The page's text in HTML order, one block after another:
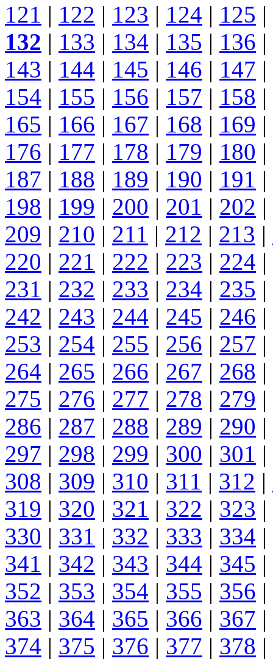
121 | 122 | 123 | 124 | 125 |
132 | 133 | 134 | 135 | 136 |
143 | 144 | 145 | 146 | 147 |
154 | 155 | 156 | 157 | 158 |
165 | 166 | 167 | 168 | 169 |
176 | 177 | 178 | 179 | 180 |
187 | 188 | 189 | 190 | 191 |
198 | 199 | 200 | 201 | 202 |
209 | 210 | 211 | 212 | 213 |
220 | 221 | 222 | 223 | 224 |
231 | 232 | 233 | 234 | 235 |
242 | 243 | 244 | 245 | 246 |
253 | 254 | 255 | 256 | 257 |
264 | 265 | 266 | 267 | 268 |
275 | 276 | 277 | 278 | 279 |
286 | 287 | 288 | 289 | 290 |
297 | 298 | 299 | 300 | 301 |
308 | 309 | 310 | 311 | 312 |
319 | 320 | 321 | 322 | 323 |
330 | 331 | 332 | 333 | 334 |
341 | 342 | 343 | 344 | 345 |
352 | 353 | 354 | 355 | 356 |
363 | 364 | 365 | 366 | 367 |
374 | 375 | 376 | 377 | 378 |